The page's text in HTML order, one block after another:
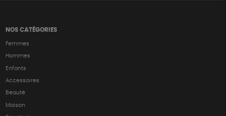
NOS CATÉGORIES
Femmes
Hommes
Enfants
Accessoires
Beauté
Maison